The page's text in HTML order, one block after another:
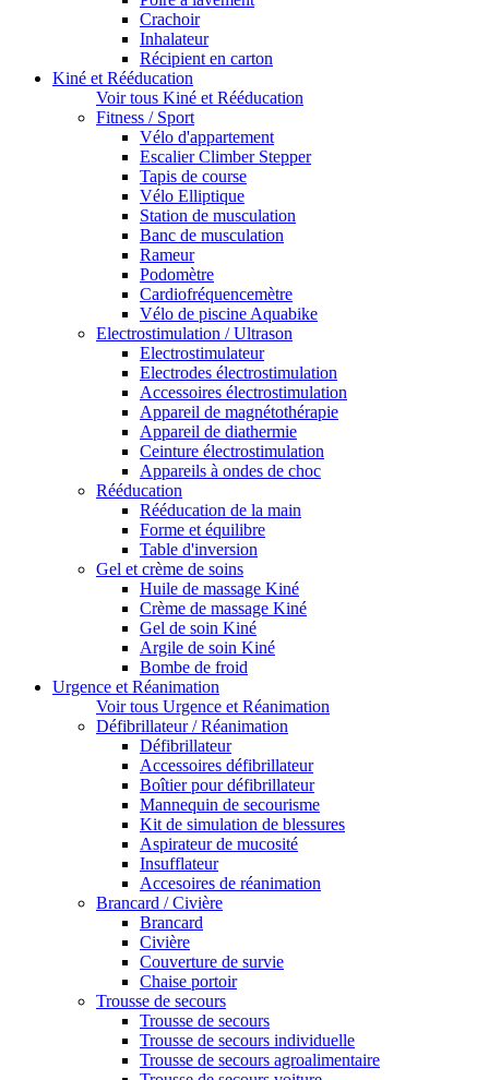
Crachoir
Inhalateur
Récipient en carton
Kiné et Rééducation
Voir tous Kiné et Rééducation
Fitness / Sport
Vélo d'appartement
Escalier Climber Stepper
Tapis de course
Vélo Elliptique
Station de musculation
Banc de musculation
Rameur
Podomètre
Cardiofréquencemètre
Vélo de piscine Aquabike
Electrostimulation / Ultrason
Electrostimulateur
Electrodes électrostimulation
Accessoires électrostimulation
Appareil de magnétothérapie
Appareil de diathermie
Ceinture électrostimulation
Appareils à ondes de choc
Rééducation
Rééducation de la main
Forme et équilibre
Table d'inversion
Gel et crème de soins
Huile de massage Kiné
Crème de massage Kiné
Gel de soin Kiné
Argile de soin Kiné
Bombe de froid
Urgence et Réanimation
Voir tous Urgence et Réanimation
Défibrillateur / Réanimation
Défibrillateur
Accessoires défibrillateur
Boîtier pour défibrillateur
Mannequin de secourisme
Kit de simulation de blessures
Aspirateur de mucosité
Insufflateur
Accesoires de réanimation
Brancard / Civière
Brancard
Civière
Couverture de survie
Chaise portoir
Trousse de secours
Trousse de secours
Trousse de secours individuelle
Trousse de secours agroalimentaire